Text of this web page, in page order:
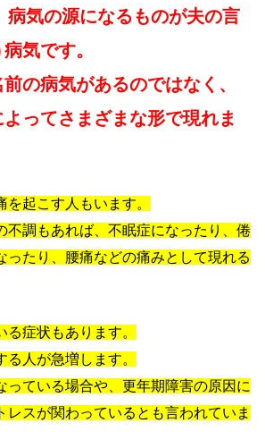
病気の源になるものが夫の言
気です。
の病気があるのではなく、
ってさまざまな形で現れま
を起こす人もいます。
不調もあれば、不眠症になったり、倦
ったり、腰痛などの痛みとして現れる
症状もあります。
人が急増します。
っている場合や、更年期障害の原因に
レスが関わっているとも言われていま